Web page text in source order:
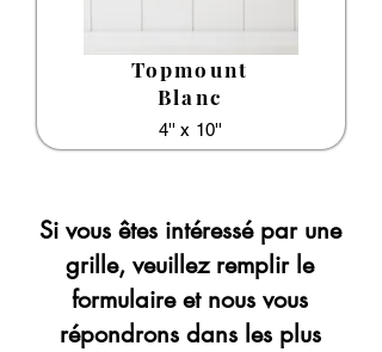
Topmount
Blanc
4'' x 10''
Si vous êtes intéressé par une
grille, veuillez remplir le
formulaire et nous vous
répondrons dans les plus